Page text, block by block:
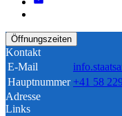
Öffnungszeiten
Kontakt
E-Mail
Hauptnummer +41 58
Adresse
Links